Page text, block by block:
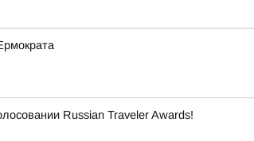
Russian Traveler Awards!